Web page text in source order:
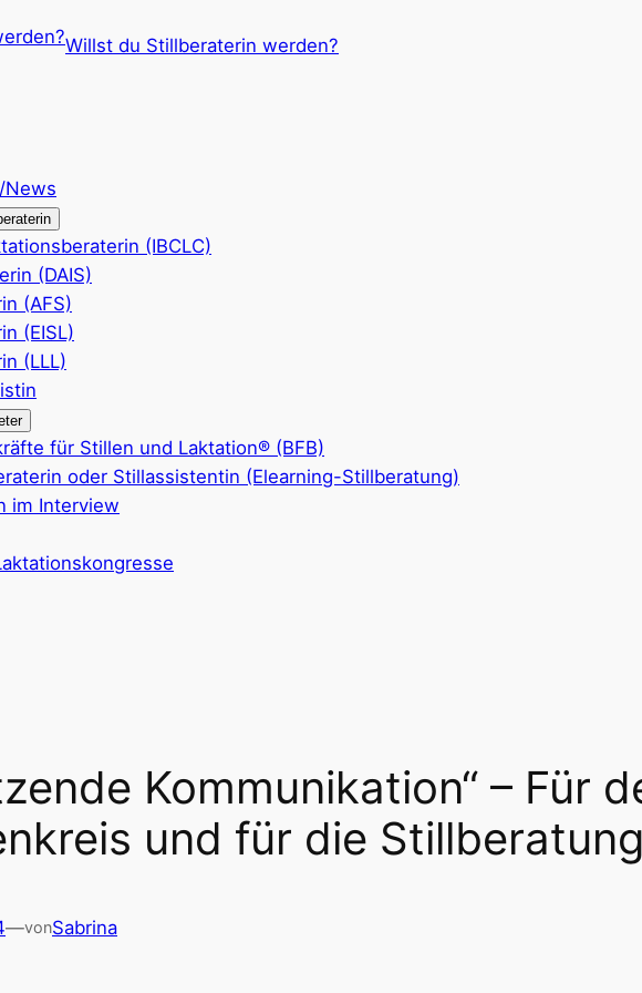
Willst du Stillberaterin werden?
News
(IBCLC)
(DAIS)
(AFS)
(EISL)
(LLL)
für Stillen und Laktation® (BFB)
oder Stillassistentin (Elearning-Stillberatung)
im Interview
Kommunikation“ – Für
und für die
—vonSabrina